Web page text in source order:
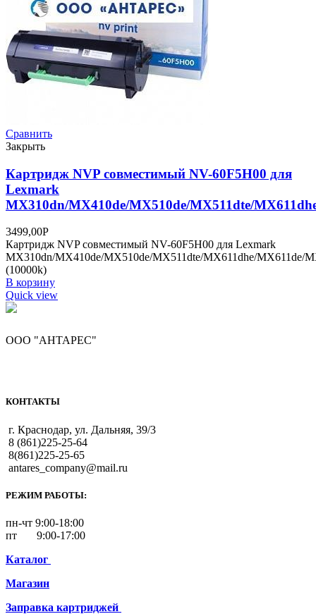
Сравнить
Закрыть
Картридж NVP совместимый NV-60F5H00 для
Lexmark
MX310dn/MX410de/MX510de/MX511dte/
3499,00Р
Картридж NVP совместимый NV-60F5H00 для Lexmark
MX310dn/MX410de/MX510de/MX511dte/MX611dhe/MX611de/
(10000k)
В корзину
Quick view
ООО "АНТАРЕС"
КОНТАКТЫ
г. Краснодар, ул. Дальняя, 39/3
8 (861)225-25-64
8(861)225-25-65
antares_company@mail.ru
РЕЖИМ РАБОТЫ:
пн-чт 9:00-18:00
пт 9:00-17:00
Каталог
Магазин
Заправка картриджей